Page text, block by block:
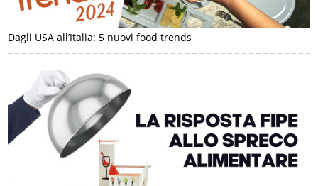
Dagli USA all’Italia: 5 nuovi food trends